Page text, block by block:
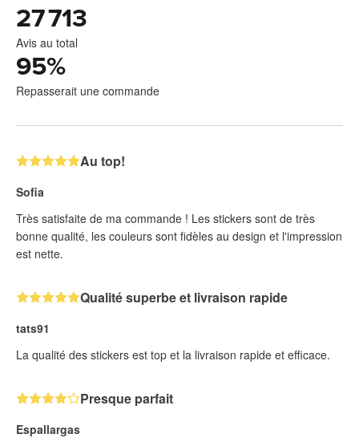
27 713
Avis au total
95%
Repasserait une commande
Au top!
Sofia
Très satisfaite de ma commande ! Les stickers sont de très
bonne qualité, les couleurs sont fidèles au design et l'impression
est nette.
Qualité superbe et livraison rapide
tats91
La qualité des stickers est top et la livraison rapide et efficace.
Presque parfait
Espallargas